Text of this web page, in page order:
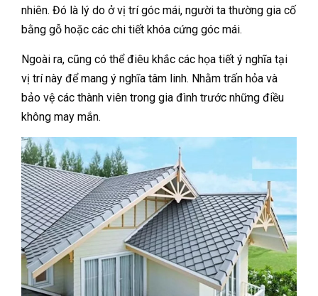
nhiên. Đó là lý do ở vị trí góc mái, người ta thường gia cố
bằng gỗ hoặc các chi tiết khóa cứng góc mái.
Ngoài ra, cũng có thể điêu khắc các họa tiết ý nghĩa tại
vị trí này để mang ý nghĩa tâm linh. Nhằm trấn hỏa và
bảo vệ các thành viên trong gia đình trước những điều
không may mắn.